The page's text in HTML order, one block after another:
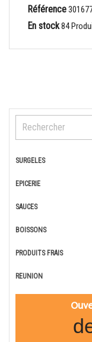
SURGELES
EPICERIE
SAUCES
BOISSONS
PRODUITS FRAIS
REUNION
Référence
En stock84